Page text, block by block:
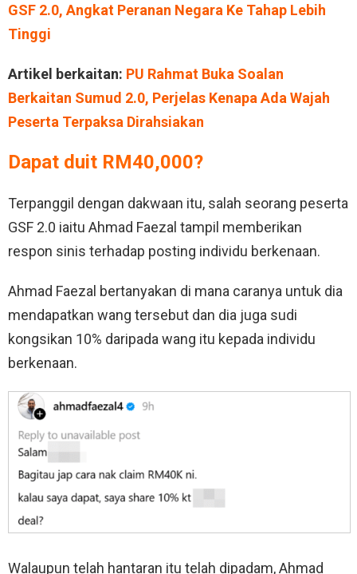
GSF 2.0, Angkat Peranan Negara Ke Tahap Lebih
Tinggi
Artikel berkaitan: PU Rahmat Buka Soalan
Berkaitan Sumud 2.0, Perjelas Kenapa Ada Wajah
Peserta Terpaksa Dirahsiakan
Dapat duit RM40,000?
Terpanggil dengan dakwaan itu, salah seorang peserta
GSF 2.0 iaitu Ahmad Faezal tampil memberikan
respon sinis terhadap posting individu berkenaan.
Ahmad Faezal bertanyakan di mana caranya untuk dia
mendapatkan wang tersebut dan dia juga sudi
kongsikan 10% daripada wang itu kepada individu
berkenaan.
Walaupun telah hantaran itu telah dipadam, Ahmad